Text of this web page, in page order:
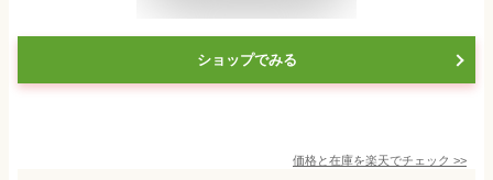
ショップでみる
価格と在庫を楽天でチェック >>